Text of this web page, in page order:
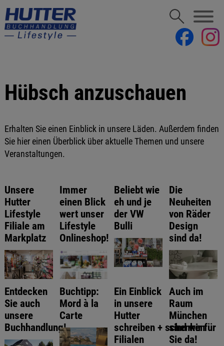
Hübsch anzuschauen
Erhalten Sie einen Einblick in unsere Läden. Außerdem finden
Sie hier einen Überblick über aktuelle Themen und unsere
Veranstaltungen.
Unsere
Hutter
Lifestyle
Filiale am
Markplatz
Immer
einen Blick
wert unser
Lifestyle
Onlineshop!
Beliebt wie
eh und je
der VW
Bulli
Die
Neuheiten
von Räder
Design
sind da!
Entdecken
Sie auch
unsere
Buchhandlung!
Buchtipp:
Mord à la
Carte
Ein Einblick
in unsere
Hutter
schreiben + schenken
Filialen
Auch im
Raum
München
sind wir für
Sie da!